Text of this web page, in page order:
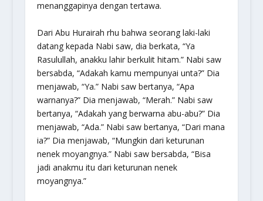
menanggapinya dengan tertawa.
Dari Abu Hurairah rhu bahwa seorang laki-laki
datang kepada Nabi saw, dia berkata, “Ya
Rasulullah, anakku lahir berkulit hitam.” Nabi saw
bersabda, “Adakah kamu mempunyai unta?”Dia
menjawab, “Ya.” Nabi saw bertanya, “Apa
warnanya?”Dia menjawab, “Merah.” Nabi saw
bertanya, “Adakah yang berwarna abu-abu?”Dia
menjawab, “Ada.” Nabi saw bertanya, “Dari mana
ia?”Dia menjawab, “Mungkin dari keturunan
nenek moyangnya.” Nabi saw bersabda, “Bisa
jadi anakmu itu dari keturunan nenek
moyangnya.”